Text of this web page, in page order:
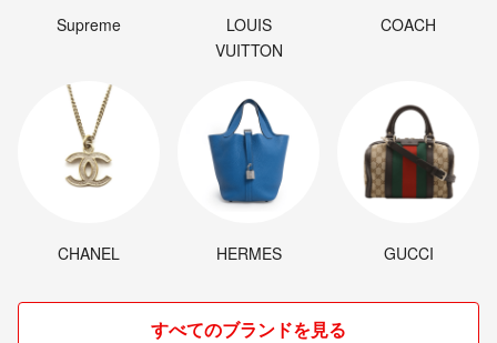
Supreme
LOUIS
VUITTON
COACH
CHANEL HERMES GUCCI
すべてのブランドを見る